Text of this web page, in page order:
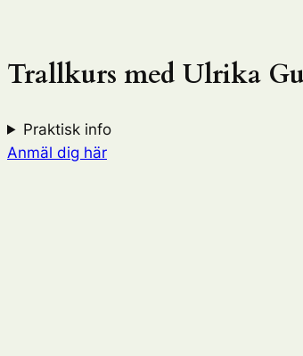
Trallkurs med Ulrika
Praktisk info
Anmäl dig här